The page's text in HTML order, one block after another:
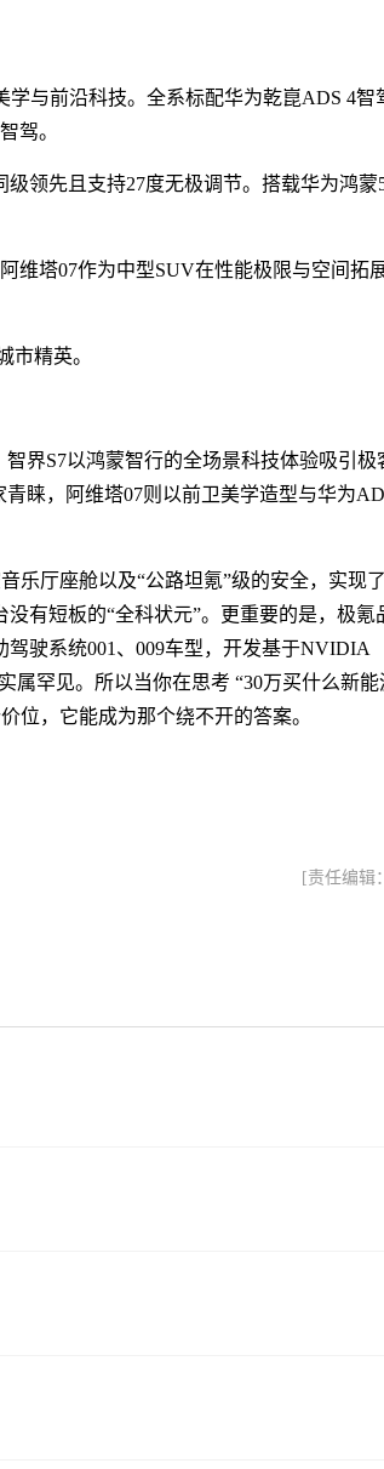
与前沿科技。全系标配华为乾崑ADS 4智
驾。
领先且支持27度无极调节。搭载华为鸿蒙
维塔07作为中型SUV在性能极限与空间拓
市精英。
界S7以鸿蒙智行的全场景科技体验吸引极
睐，阿维塔07则以前卫美学造型与华为
乐厅座舱以及“公路坦氪”级的安全，实现
有短板的“全科状元”。更重要的是，极氪
驶系统001、009车型，开发基于NVIDIA
属罕见。所以当你在思考 “30万买什么新能
位，它能成为那个绕不开的答案。
[责任编辑